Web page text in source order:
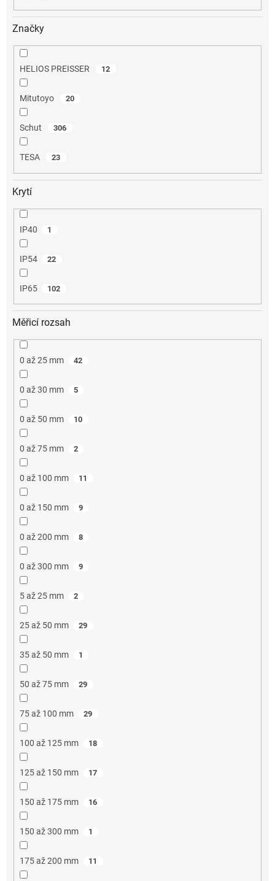
Značky
HELIOS PREISSER 12
Mitutoyo 20
Schut 306
TESA 23
Krytí
IP40 1
IP54 22
IP65 102
Měřicí rozsah
0 až 25 mm 42
0 až 30 mm 5
0 až 50 mm 10
0 až 75 mm 2
0 až 100 mm 11
0 až 150 mm 9
0 až 200 mm 8
0 až 300 mm 9
5 až 25 mm 2
25 až 50 mm 29
35 až 50 mm 1
50 až 75 mm 29
75 až 100 mm 29
100 až 125 mm 18
125 až 150 mm 17
150 až 175 mm 16
150 až 300 mm 1
175 až 200 mm 11